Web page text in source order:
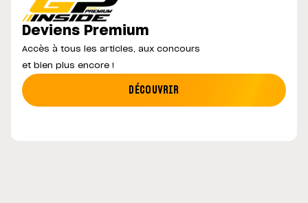
Deviens Premium
Accès à tous les articles, aux concours
et bien plus encore !
DÉCOUVRIR